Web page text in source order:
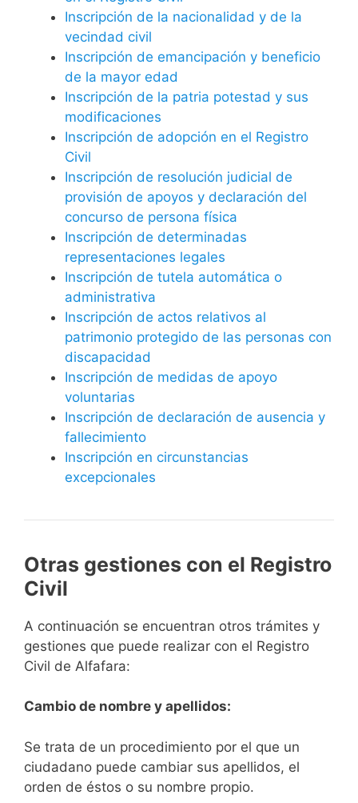
Inscripción de la nacionalidad y de la
vecindad civil
Inscripción de emancipación y beneficio
de la mayor edad
Inscripción de la patria potestad y sus
modificaciones
Inscripción de adopción en el Registro
Civil
Inscripción de resolución judicial de
provisión de apoyos y declaración del
concurso de persona física
Inscripción de determinadas
representaciones legales
Inscripción de tutela automática o
administrativa
Inscripción de actos relativos al
patrimonio protegido de las personas con
discapacidad
Inscripción de medidas de apoyo
voluntarias
Inscripción de declaración de ausencia y
fallecimiento
Inscripción en circunstancias
excepcionales
Otras gestiones con el Registro
Civil
A continuación se encuentran otros trámites y
gestiones que puede realizar con el Registro
Civil de Alfafara:
Cambio de nombre y apellidos:
Se trata de un procedimiento por el que un
ciudadano puede cambiar sus apellidos, el
orden de éstos o su nombre propio.